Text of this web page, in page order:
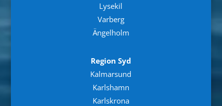
Lysekil
Varberg
Ängelholm
Region Syd
Kalmarsund
Karlshamn
Karlskrona